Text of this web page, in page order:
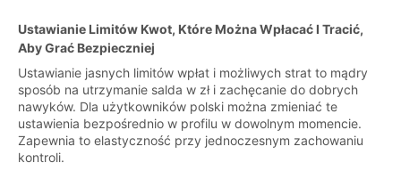
Ustawianie Limitów Kwot, Które Można Wpłacać I Tracić,
Aby Grać Bezpieczniej
Ustawianie jasnych limitów wpłat i możliwych strat to mądry
sposób na utrzymanie salda w zł i zachęcanie do dobrych
nawyków. Dla użytkowników polski można zmieniać te
ustawienia bezpośrednio w profilu w dowolnym momencie.
Zapewnia to elastyczność przy jednoczesnym zachowaniu
kontroli.